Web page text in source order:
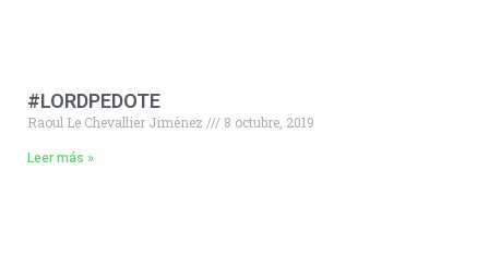
#LORDPEDOTE
Raoul Le Chevallier Jiménez 8 octubre, 2019
Leer más »